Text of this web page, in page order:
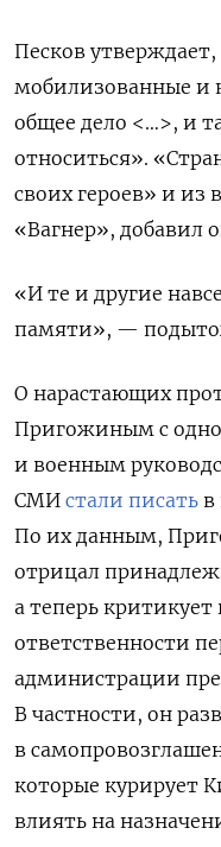
Песков
мобилизованные и
общее дело <…>, и
относиться».
своих героев» и из
«Вагнер», добавил
«И те и другие
памяти», —
О нарастающих
Пригожиным с
и военным
СМИ стали писать в
По их данным,
отрицал
а теперь критикует
ответственности
администрации
В частности, он
в
которые курирует
влиять на